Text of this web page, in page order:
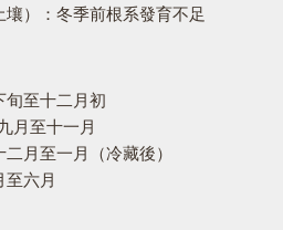
壤）：冬季前根系發育不足
旬至十二月初
月至十一月
月至一月（冷藏後）
六月